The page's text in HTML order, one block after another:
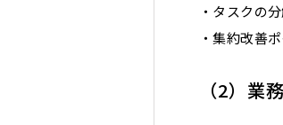
・タスクの
・集約改善
（2）業